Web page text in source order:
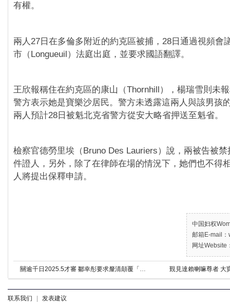
有權。
兩人27日在多倫多附近的約克區被捕，28日通過視頻會
市（Longueuil）法庭出庭，並要求國語翻譯。
王欣報稱住在約克區的康山（Thornhill），楊瑞雪則未
警方表示她是寶樂沙居民。警方未透露這兩人與該男孩
兩人預計28日被魁北克省警方從安大略省押送至魁省。
檢察官德勞里埃（Bruno Des Lauriers）說，兩被告被
件證人，另外，除了在律師在場的情況下，她們也不得
人將提出保釋申請。
中国妇权
邮箱E-mail
网址Website
關逾千日2025.5才審 鄒幸彤要求釐清顛覆「非法手段」 覲見達賴喇嘛尊者 大
联系我们 发表建议